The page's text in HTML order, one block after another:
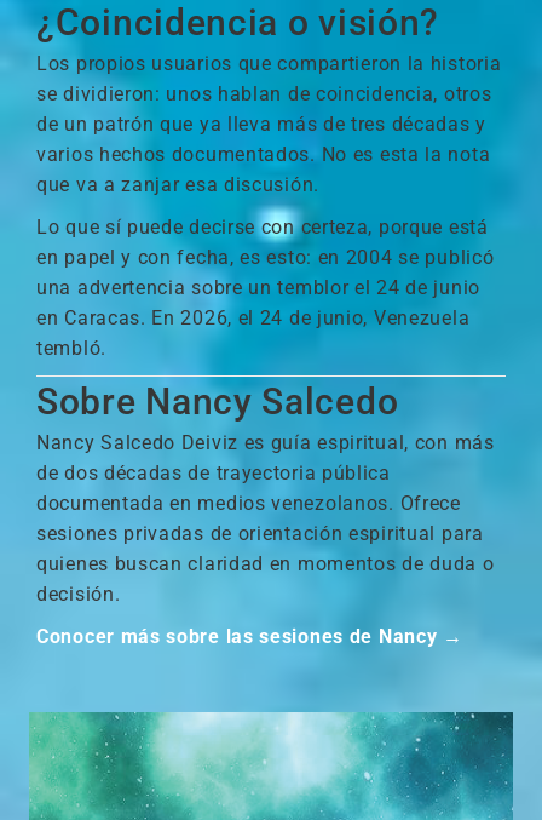
¿Coincidencia o visión?
Los propios usuarios que compartieron la historia
se dividieron: unos hablan de coincidencia, otros
de un patrón que ya lleva más de tres décadas y
varios hechos documentados. No es esta la nota
que va a zanjar esa discusión.
Lo que sí puede decirse con certeza, porque está
en papel y con fecha, es esto: en 2004 se publicó
una advertencia sobre un temblor el 24 de junio
en Caracas. En 2026, el 24 de junio, Venezuela
tembló.
Sobre Nancy Salcedo
Nancy Salcedo Deiviz es guía espiritual, con más
de dos décadas de trayectoria pública
documentada en medios venezolanos. Ofrece
sesiones privadas de orientación espiritual para
quienes buscan claridad en momentos de duda o
decisión.
Conocer más sobre las sesiones de Nancy →